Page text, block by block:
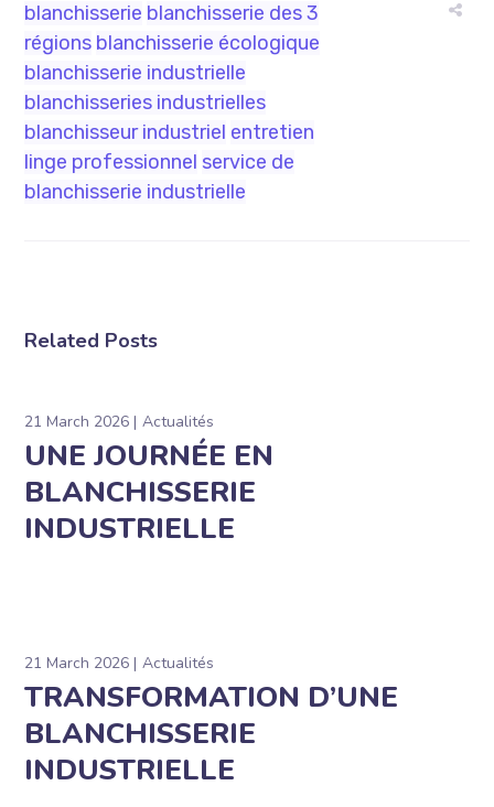
blanchisserie blanchisserie des 3
régions blanchisserie écologique
blanchisserie industrielle
blanchisseries industrielles
blanchisseur industriel entretien
linge professionnel service de
blanchisserie industrielle
Related Posts
21 March 2026 Actualités
UNE JOURNÉE EN
BLANCHISSERIE
INDUSTRIELLE
21 March 2026 Actualités
TRANSFORMATION D’UNE
BLANCHISSERIE
INDUSTRIELLE